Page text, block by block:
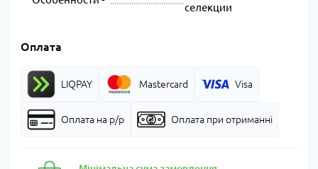
селекции
Оплата
LIQPAY Mastercard Visa
Оплата на р/р Оплата при отриманні